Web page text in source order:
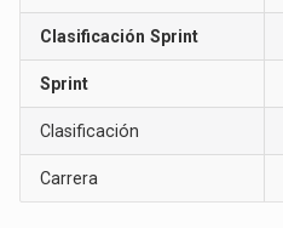
Clasificación Sprint
Sprint
Clasificación
Carrera